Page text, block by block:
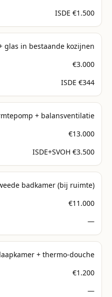
ISDE €1.500
glas in bestaande kozijnen
€3.000
ISDE €344
+ balansventilatie
€13.000
ISDE+SVOH €3.500
badkamer (bij ruimte)
€11.000
—
+ thermo-douche
€1.200
—